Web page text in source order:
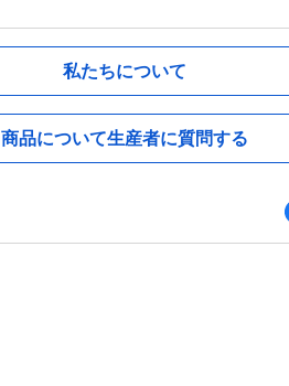
私たちについて
商品について生産者に質問する